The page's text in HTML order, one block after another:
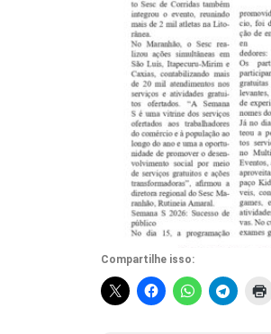
Compartilhe isso: